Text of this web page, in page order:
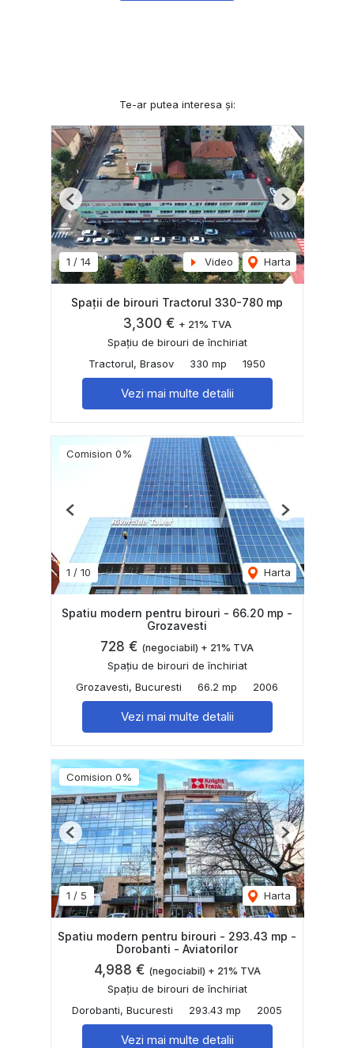
Te-ar putea interesa și:
1 / 14 Video Harta
Previous Next
Spații de birouri Tractorul 330-780 mp
3,300 € + 21% TVA
Spațiu de birouri de închiriat
Tractorul, Brasov
330 mp 1950
Vezi mai multe detalii
Comision 0%
1 / 10 Harta
Previous Next
Spatiu modern pentru birouri - 66.20 mp -
Grozavesti
728 € (negociabil) + 21% TVA
Spațiu de birouri de închiriat
Grozavesti, Bucuresti
66.2 mp 2006
Vezi mai multe detalii
Comision 0%
1 / 5 Harta
Previous Next
Spatiu modern pentru birouri - 293.43 mp -
Dorobanti - Aviatorilor
4,988 € (negociabil) + 21% TVA
Spațiu de birouri de închiriat
Dorobanti, Bucuresti
293.43 mp 2005
Vezi mai multe detalii